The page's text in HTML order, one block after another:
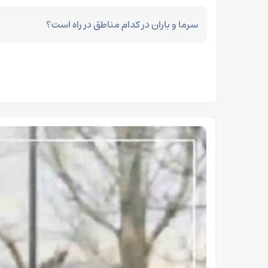
سرما و باران در کدام مناطق در راه است؟